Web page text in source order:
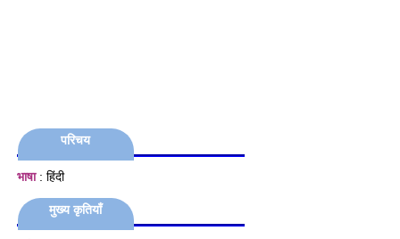
परिचय
भाषा: हिंदी
मुख्य कृतियाँ